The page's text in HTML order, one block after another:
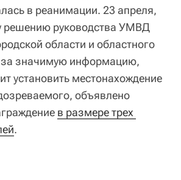
в реанимации. 23 апреля,
решению руководства УМВД
области и областного
за значимую информацию,
установить местонахождение
объявлено
в размере трех
.